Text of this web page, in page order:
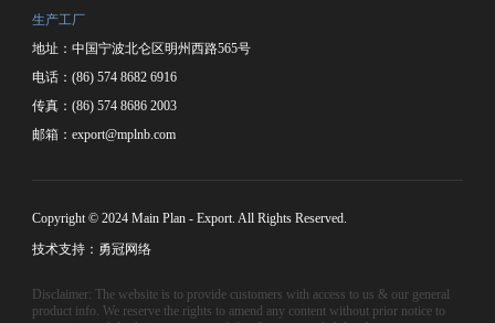
生产工厂
地址：中国宁波北仑区明州西路565号
电话：(86) 574 8682 6916
传真：(86) 574 8686 2003
邮箱：export@mplnb.com
Copyright © 2024 Main Plan - Export. All Rights Reserved.
技术支持：勇冠网络
Disclaimer: The website is to provide customers with access to us & our general
product info. We reserve the rights to amend any content without prior notice to